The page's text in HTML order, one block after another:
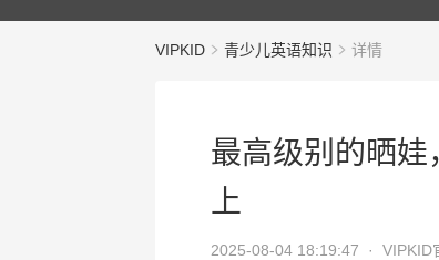
VIPKID 青少儿英语知识 详情
最高级别的晒
上
2025-08-04 18:19:47 · VIPKID